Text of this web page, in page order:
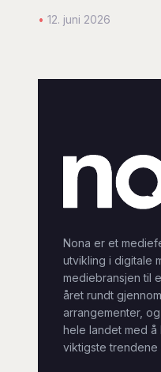
• 12. juni 2026
Nona er et
utvikling i digitale
mediebransjen til
året rundt
arrangementer,
hele landet med
viktigste trendene